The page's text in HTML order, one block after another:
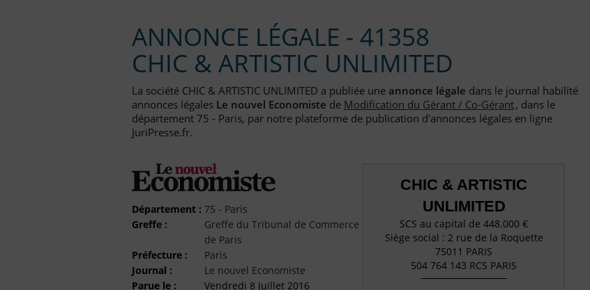
ANNONCE LÉGALE - 41358
CHIC & ARTISTIC UNLIMITED
La société CHIC & ARTISTIC UNLIMITED a publiée une annonce légale dans le journal habilité
annonces légales Le nouvel Economiste de Modification du Gérant / Co-Gérant, dans le
département 75 - Paris, par notre plateforme de publication d'annonces légales en ligne
JuriPresse.fr.
Département : 75 - Paris
Greffe :
Greffe du Tribunal de Commerce
de Paris
Préfecture :
Paris
Journal :
Le nouvel Economiste
Parue le :
Vendredi 8 Juillet 2016
CHIC & ARTISTIC
UNLIMITED
SCS au capital de 448.000 €
Siège social : 2 rue de la Roquette
75011 PARIS
504 764 143 RCS PARIS